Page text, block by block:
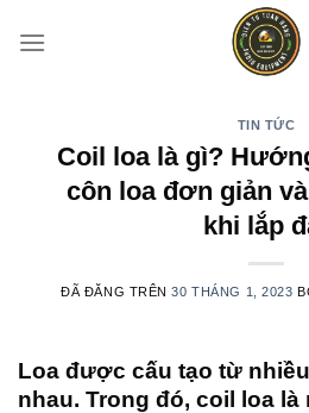
đến
TIN TỨC
Coil loa là gì?
côn loa đơn giản
khi lắp
ĐÃ ĐĂNG TRÊN30 THÁNG 1, 2023
Loa được cấu tạo từ
nhau. Trong đó, coil loa